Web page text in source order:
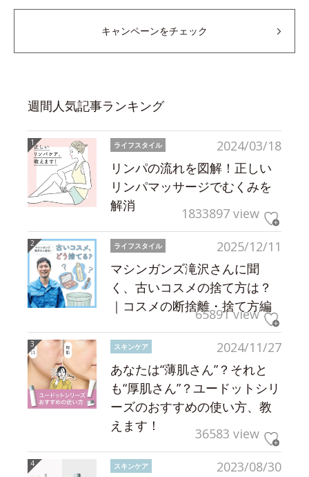
キャンペーンをチェック
週間人気記事ランキング
2024/03/18
ライフスタイル
リンパの流れを図解！正しい
リンパマッサージでむくみを
解消
1833897 view
2025/12/11
ライフスタイル
マシンガンズ滝沢さんに聞
く、古いコスメの捨て方は？
｜コスメの断捨離・捨て方編
65891 view
2024/11/27
スキンケア
あなたは“薄肌さん”？それと
も“厚肌さん”？ユードットシリ
ーズのおすすめの使い方、教
えます！
36583 view
2023/08/30
スキンケア